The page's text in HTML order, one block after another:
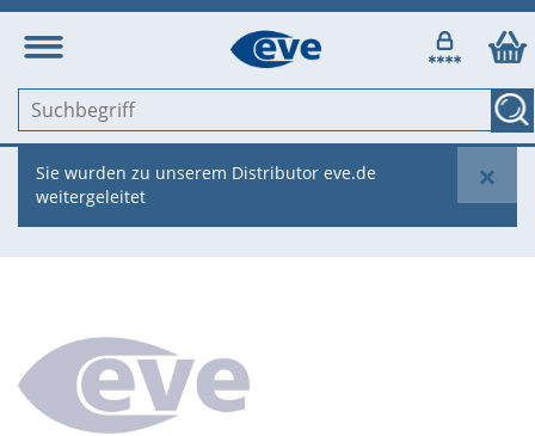
×
Sie wurden zu unserem Distributor eve.de
weitergeleitet